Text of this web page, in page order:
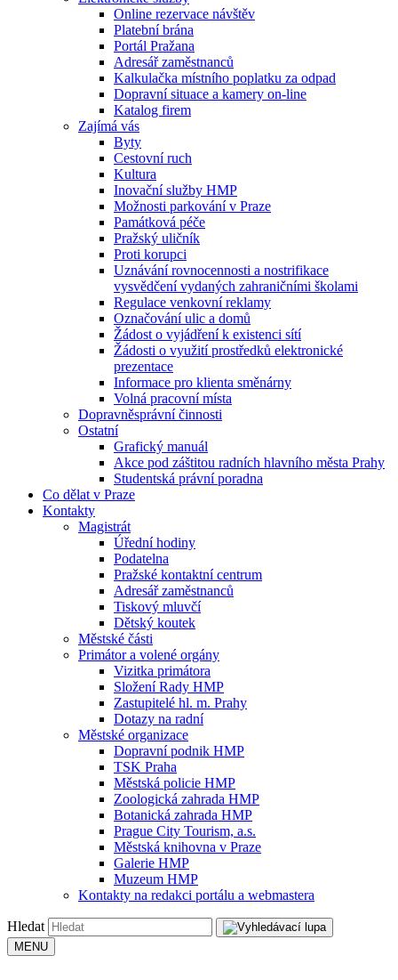
Online rezervace návštěv
Platební brána
Portál Pražana
Adresář zaměstnanců
Kalkulačka místního poplatku za odpad
Dopravní situace a kamery on-line
Katalog firem
Zajímá vás
Byty
Cestovní ruch
Kultura
Inovační služby HMP
Možnosti parkování v Praze
Památková péče
Pražský uličník
Proti korupci
Uznávání rovnocennosti a nostrifikace
vysvědčení vydaných zahraničními školami
Regulace venkovní reklamy
Označování ulic a domů
Žádost o vyjádření k existenci sítí
Žádosti o využití prostředků elektronické
prezentace
Informace pro klienta směnárny
Volná pracovní místa
Dopravněsprávní činnosti
Ostatní
Grafický manuál
Akce pod záštitou radních hlavního města Prahy
Studentská právní poradna
Co dělat v Praze
Kontakty
Magistrát
Úřední hodiny
Podatelna
Pražské kontaktní centrum
Adresář zaměstnanců
Tiskový mluvčí
Dětský koutek
Městské části
Primátor a volené orgány
Vizitka primátora
Složení Rady HMP
Zastupitelé hl. m. Prahy
Dotazy na radní
Městské organizace
Dopravní podnik HMP
TSK Praha
Městská policie HMP
Zoologická zahrada HMP
Botanická zahrada HMP
Prague City Tourism, a.s.
Městská knihovna v Praze
Galerie HMP
Muzeum HMP
Kontakty na redakci portálu a webmastera
Hledat
MENU